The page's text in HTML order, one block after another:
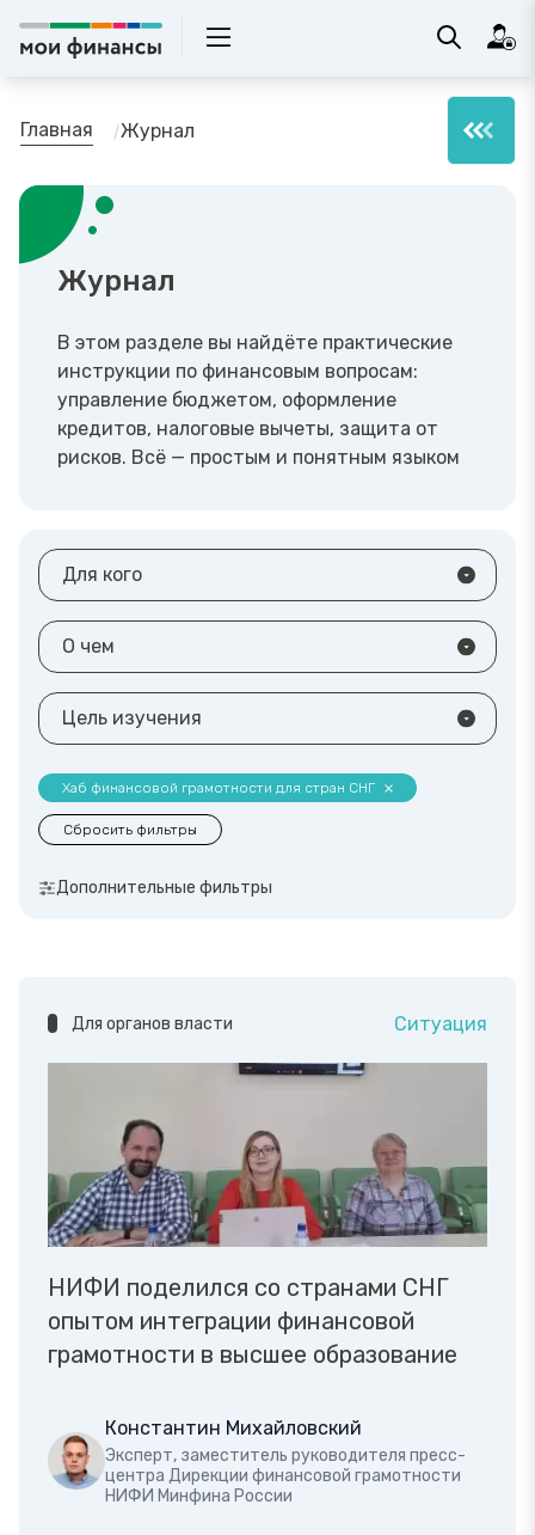
Главная Журнал
Журнал
В этом разделе вы найдёте практические
инструкции по финансовым вопросам:
управление бюджетом, оформление
кредитов, налоговые вычеты, защита от
рисков. Всё — простым и понятным языком
Для кого
О чем
Цель изучения
Хаб финансовой грамотности для стран СНГ
Сбросить фильтры
Дополнительные фильтры
Для органов власти Ситуация
НИФИ поделился со странами СНГ
опытом интеграции финансовой
грамотности в высшее образование
Константин Михайловский
Эксперт, заместитель руководителя пресс-
центра Дирекции финансовой грамотности
НИФИ Минфина России